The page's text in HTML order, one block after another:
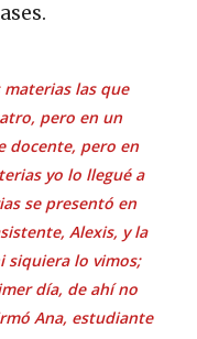
las que
pero en un
docente, pero en
yo lo llegué a
se presentó en
Alexis, y la
lo vimos;
día, de ahí no
Ana, estudiante